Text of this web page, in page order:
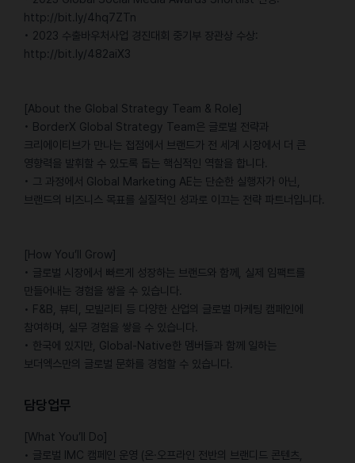
http://bit.ly/4hq7ZTn
• 2023 수출바우처사업 경진대회 중기부 장관상 수상:
http://bit.ly/482aiX3
[About the Global Strategy Team & Role]
• BorderX Global Strategy Team은 글로벌 전략과
크리에이티브가 만나는 접점에서 브랜드가 전 세계 시장에서 더 큰
영향력을 발휘할 수 있도록 돕는 핵심적인 역할을 합니다.
• 그 과정에서 Global Marketing AE는 단순한 실행자가 아닌,
브랜드의 비즈니스 목표를 실질적인 성과로 이끄는 전략 파트너입니다.
[How You’ll Grow]
• 글로벌 시장에서 빠르게 성장하는 브랜드와 함께, 실제 임팩트를
만들어내는 경험을 쌓을 수 있습니다.
• F&B, 뷰티, 모빌리티 등 다양한 산업의 글로벌 마케팅 캠페인에
참여하며, 실무 경험을 쌓을 수 있습니다.
• 한국에 있지만, Global-Native한 멤버들과 함께 일하는
보더엑스만의 글로벌 문화를 경험할 수 있습니다.
담당업무
[What You’ll Do]
• 글로벌 IMC 캠페인 운영 (온·오프라인 전반의 브랜디드 콘텐츠,